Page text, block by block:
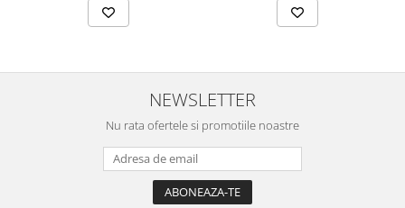
NEWSLETTER
Nu rata ofertele si promotiile noastre